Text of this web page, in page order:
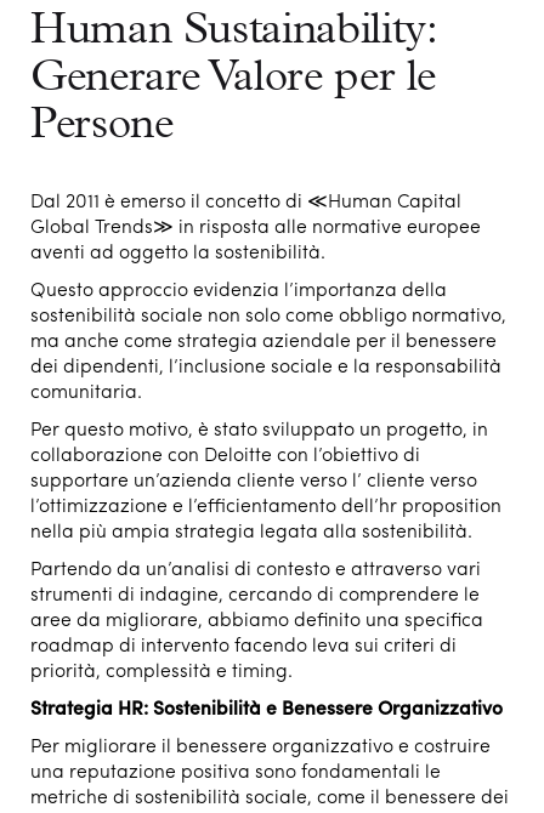
Human Sustainability:
Generare Valore per le
Persone
Dal 2011 è emerso il concetto di ≪Human Capital
Global Trends≫ in risposta alle normative europee
aventi ad oggetto la sostenibilità.
Questo approccio evidenzia l’importanza della
sostenibilità sociale non solo come obbligo normativo,
ma anche come strategia aziendale per il benessere
dei dipendenti, l’inclusione sociale e la responsabilità
comunitaria.
Per questo motivo, è stato sviluppato un progetto, in
collaborazione con Deloitte con l’obiettivo di
supportare un’azienda cliente verso l’ cliente verso
l’ottimizzazione e l’efficientamento dell’hr proposition
nella più ampia strategia legata alla sostenibilità.
Partendo da un’analisi di contesto e attraverso vari
strumenti di indagine, cercando di comprendere le
aree da migliorare, abbiamo definito una specifica
roadmap di intervento facendo leva sui criteri di
priorità, complessità e timing.
Strategia HR: Sostenibilità e Benessere Organizzativo
Per migliorare il benessere organizzativo e costruire
una reputazione positiva sono fondamentali le
metriche di sostenibilità sociale, come il benessere dei